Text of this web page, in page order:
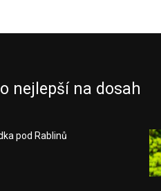
nejlepší na dosah
pod Rablinů